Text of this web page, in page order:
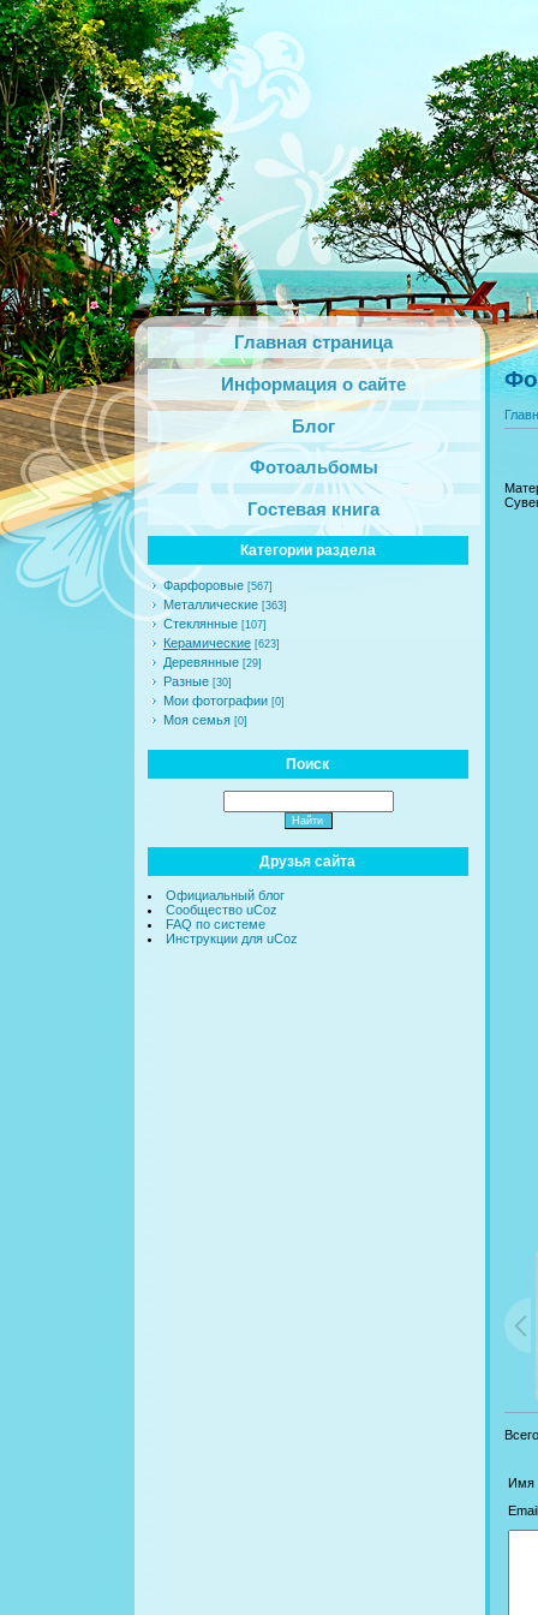
Главная страница
Информация о сайте
Блог
Фотоальбомы
Гостевая книга
Категории раздела
Фарфоровые [567]
Металлические [363]
Стеклянные [107]
Керамические [623]
Деревянные [29]
Разные [30]
Мои фотографии [0]
Моя семья [0]
Поиск
Друзья сайта
Официальный блог
Сообщество uCoz
FAQ по системе
Инструкции для uCoz
Имя